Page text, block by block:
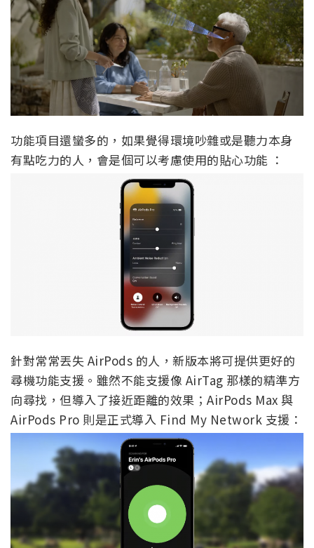
功能項目還蠻多的，如果覺得環境吵雜或是聽力本身
有點吃力的人，會是個可以考慮使用的貼心功能 ：
針對常常丟失 AirPods 的人，新版本將可提供更好的
尋機功能支援。雖然不能支援像 AirTag 那樣的精準方
向尋找，但導入了接近距離的效果；AirPods Max 與
AirPods Pro 則是正式導入 Find My Network 支援：